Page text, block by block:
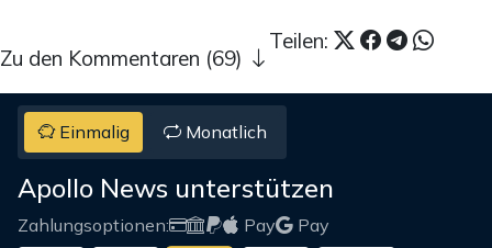
Teilen:
Zu den Kommentaren (69)
Einmalig Monatlich
Apollo News unterstützen
Zahlungsoptionen: Pay
Pay